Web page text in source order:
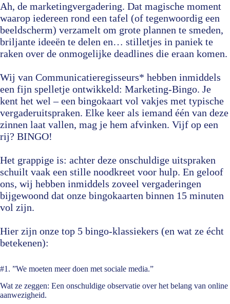
Ah, de marketingvergadering. Dat magische moment
waarop iedereen rond een tafel (of tegenwoordig een
beeldscherm) verzamelt om grote plannen te smeden,
briljante ideeën te delen en… stilletjes in paniek te
raken over de onmogelijke deadlines die eraan komen.
Wij van Communicatieregisseurs* hebben inmiddels
een fijn spelletje ontwikkeld: Marketing-Bingo. Je
kent het wel – een bingokaart vol vakjes met typische
vergaderuitspraken. Elke keer als iemand één van deze
zinnen laat vallen, mag je hem afvinken. Vijf op een
rij? BINGO!
Het grappige is: achter deze onschuldige uitspraken
schuilt vaak een stille noodkreet voor hulp. En geloof
ons, wij hebben inmiddels zoveel vergaderingen
bijgewoond dat onze bingokaarten binnen 15 minuten
vol zijn.
Hier zijn onze top 5 bingo-klassiekers (en wat ze écht
betekenen):
#1. ”We moeten meer doen met sociale media.”
Wat ze zeggen: Een onschuldige observatie over het belang van online
aanwezigheid.